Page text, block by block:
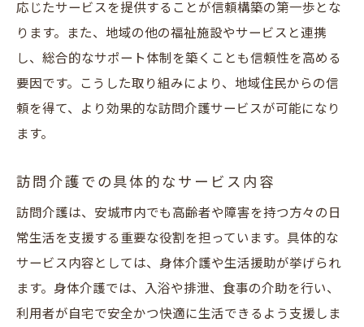
応じたサービスを提供することが信頼構築の第一歩とな
ります。また、地域の他の福祉施設やサービスと連携
し、総合的なサポート体制を築くことも信頼性を高める
要因です。こうした取り組みにより、地域住民からの信
頼を得て、より効果的な訪問介護サービスが可能になり
ます。
訪問介護での具体的なサービス内容
訪問介護は、安城市内でも高齢者や障害を持つ方々の日
常生活を支援する重要な役割を担っています。具体的な
サービス内容としては、身体介護や生活援助が挙げられ
ます。身体介護では、入浴や排泄、食事の介助を行い、
利用者が自宅で安全かつ快適に生活できるよう支援しま